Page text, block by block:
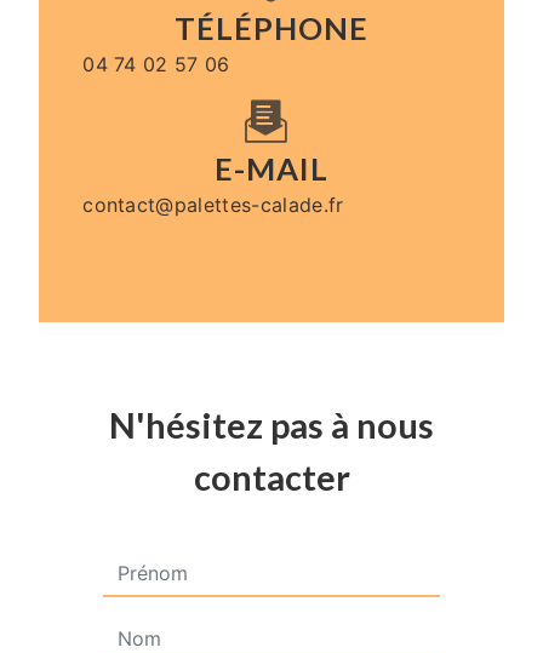
N'hésitez pas à nous
contacter
TÉLÉPHONE
04 74 02 57 06
E-MAIL
contact@palettes-calade.fr